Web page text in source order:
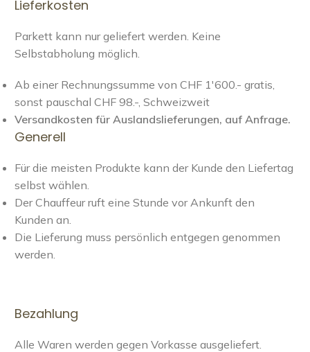
Lieferkosten
Parkett kann nur geliefert werden. Keine
Selbstabholung möglich.
Ab einer Rechnungssumme von CHF 1'600.- gratis,
sonst pauschal CHF 98.-, Schweizweit
Versandkosten für Auslandslieferungen, auf Anfrage.
Generell
Für die meisten Produkte kann der Kunde den Liefertag
selbst wählen.
Der Chauffeur ruft eine Stunde vor Ankunft den
Kunden an.
Die Lieferung muss persönlich entgegen genommen
werden.
Bezahlung
Alle Waren werden gegen Vorkasse ausgeliefert.